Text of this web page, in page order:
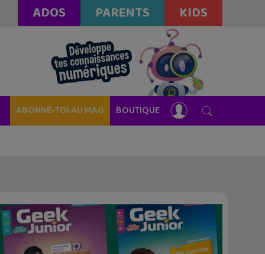
ADOS PARENTS KIDS
ABONNE-TOI AU MAG BOUTIQUE